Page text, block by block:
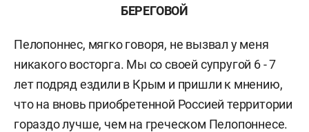
БЕРЕГОВОЙ
Пелопоннес, мягко говоря, не вызвал у меня
никакого восторга. Мы со своей супругой 6 - 7
лет подряд ездили в Крым и пришли к мнению,
что на вновь приобретенной Россией территории
гораздо лучше, чем на греческом Пелопоннесе.